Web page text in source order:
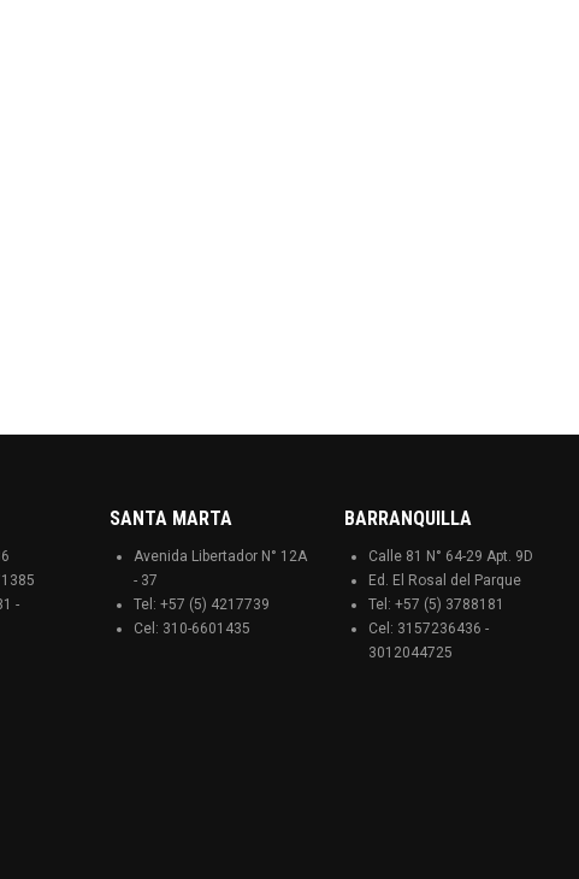
-
SANTA MARTA
Avenida Libertador N° 12A
- 37
Tel: +57 (5) 4217739
Cel: 310-6601435
BARRANQUILLA
Calle 81 N° 64-29 Apt. 9D
Ed. El Rosal del Parque
Tel: +57 (5) 3788181
Cel: 3157236436 -
3012044725